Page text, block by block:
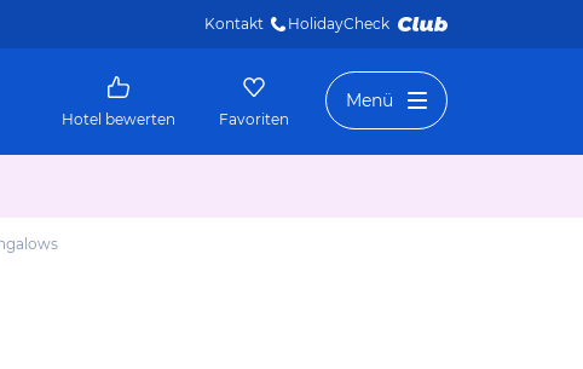
Kontakt HolidayCheck
Hotel bewerten Favoriten
Menü